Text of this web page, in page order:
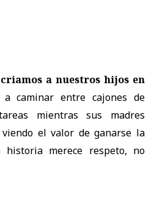
a nuestros hijos en
a caminar entre cajones de
mientras sus madres
el valor de ganarse la
historia merece respeto, no